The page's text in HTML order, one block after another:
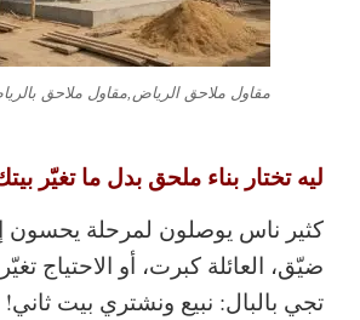
مقاول ملاحق الرياض,مقاول ملاحق
ليه تختار بناء ملحق بدل ما تغيّر
كثير ناس يوصلون لمرحلة يحسون
ضيّق، العائلة كبرت، أو الاحتياج
تجي بالبال: نبيع ونشتري بيت ثاني!